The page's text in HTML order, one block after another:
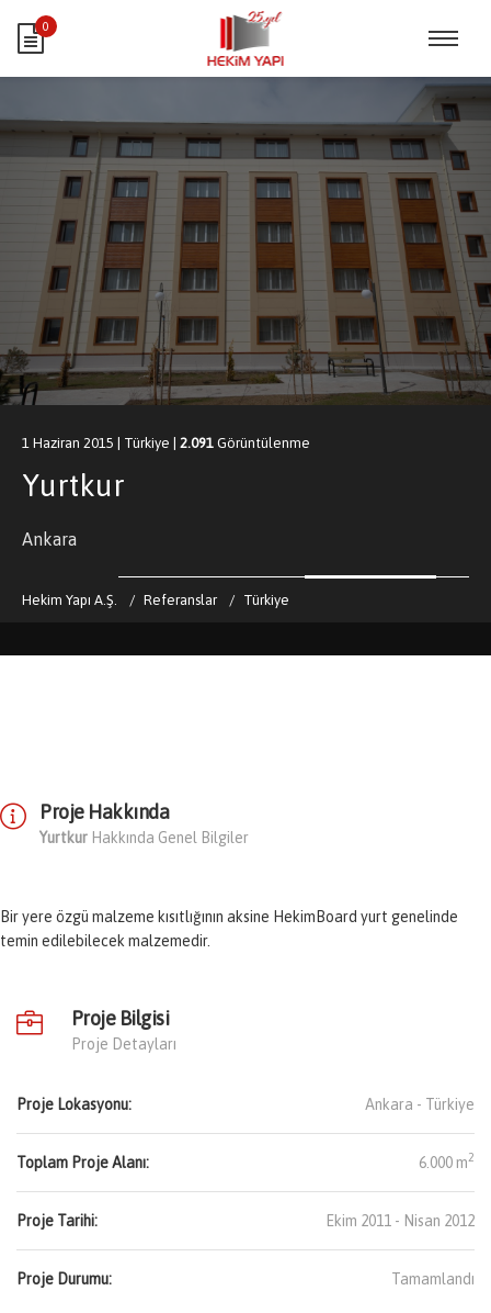
0
1 Haziran 2015 | Türkiye | 2.091 Görüntülenme
Yurtkur
Ankara
Hekim Yapı A.Ş. Referanslar Türkiye
Proje Hakkında
Yurtkur Hakkında Genel Bilgiler
Bir yere özgü malzeme kısıtlığının aksine HekimBoard yurt genelinde
temin edilebilecek malzemedir.
Proje Bilgisi
Proje Detayları
Proje Lokasyonu: Ankara - Türkiye
Toplam Proje Alanı: 6.000 m2
Proje Tarihi: Ekim 2011 - Nisan 2012
Proje Durumu: Tamamlandı